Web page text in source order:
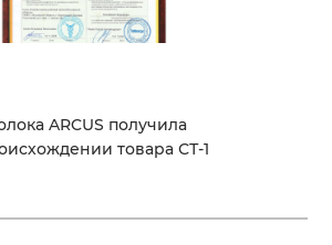
ARCUS получила
товара СТ-1